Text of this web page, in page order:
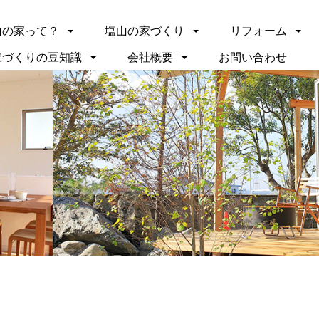
家って？ 塩山の家づくり
リフォーム
くりの豆知識
会社概要 お問い合わせ